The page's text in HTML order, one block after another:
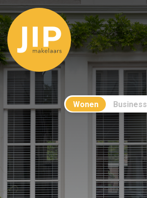
Wonen Business